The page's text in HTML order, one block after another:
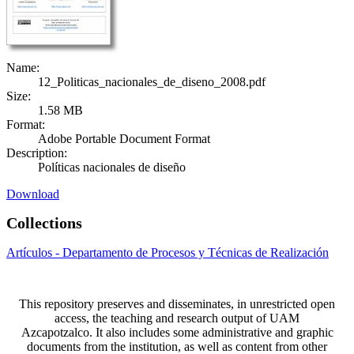
Name:
12_Politicas_nacionales_de_diseno_2008.pdf
Size:
1.58 MB
Format:
Adobe Portable Document Format
Description:
Políticas nacionales de diseño
Download
Collections
Artículos - Departamento de Procesos y Técnicas de Realización
This repository preserves and disseminates, in unrestricted open
access, the teaching and research output of UAM
Azcapotzalco. It also includes some administrative and graphic
documents from the institution, as well as content from other